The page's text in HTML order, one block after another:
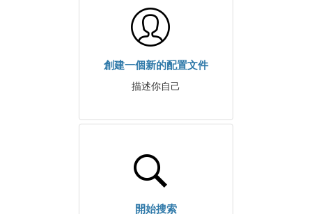
創建一個新的配置文件
描述你自己
開始搜索